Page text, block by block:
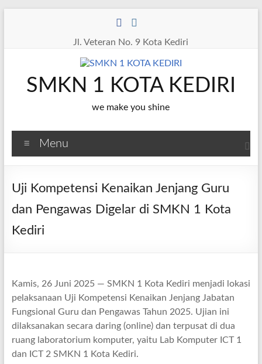
Jl. Veteran No. 9 Kota Kediri
SMKN 1 KOTA KEDIRI
we make you shine
Menu
Uji Kompetensi Kenaikan Jenjang Guru
dan Pengawas Digelar di SMKN 1 Kota
Kediri
Kamis, 26 Juni 2025 — SMKN 1 Kota Kediri menjadi lokasi
pelaksanaan Uji Kompetensi Kenaikan Jenjang Jabatan
Fungsional Guru dan Pengawas Tahun 2025. Ujian ini
dilaksanakan secara daring (online) dan terpusat di dua
ruang laboratorium komputer, yaitu Lab Komputer ICT 1
dan ICT 2 SMKN 1 Kota Kediri.